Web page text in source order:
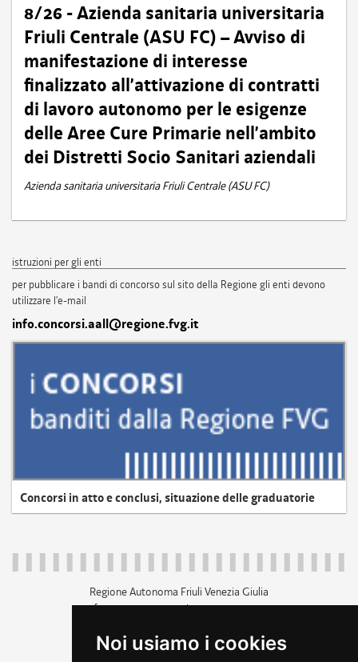
Noi usiamo i cookies
8/26 - Azienda sanitaria universitaria
Friuli Centrale (ASU FC) – Avviso di
manifestazione di interesse
finalizzato all’attivazione di contratti
di lavoro autonomo per le esigenze
delle Aree Cure Primarie nell’ambito
dei Distretti Socio Sanitari aziendali
Azienda sanitaria universitaria Friuli Centrale (ASU FC)
istruzioni per gli enti
per pubblicare i bandi di concorso sul sito della Regione gli enti devono
utilizzare l'e-mail
info.concorsi.aall@regione.fvg.it
Concorsi in atto e conclusi, situazione delle graduatorie
Regione Autonoma Friuli Venezia Giulia
c.f. 80014930327; p.iva 00526040324
+39 040 3771111